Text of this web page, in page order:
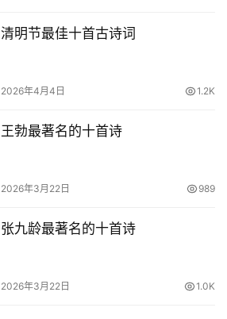
清明节最佳十首古诗词
2026年4月4日 1.2K
王勃最著名的十首诗
2026年3月22日 989
张九龄最著名的十首诗
2026年3月22日 1.0K